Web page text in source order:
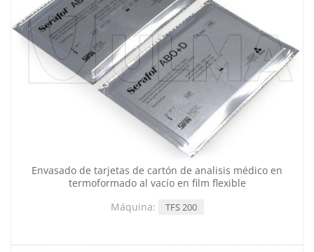
Envasado de tarjetas de cartón de analisis médico en
termoformado al vacío en film flexible
Máquina:
TFS 200